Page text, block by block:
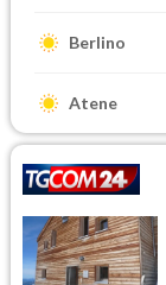
Berlino
Atene